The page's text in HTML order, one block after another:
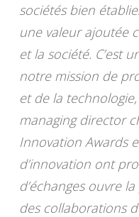
sociétés bien
une valeur ajoutée
et la société. C’est
notre mission de
et de la
managing director
Innovation Awards
d’innovation ont
d’échanges ouvre
des collaborations